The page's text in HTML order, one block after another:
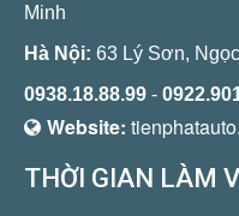
Minh
Hà Nội: 63 Lý Sơn,
0938.18.88.99 -
Website:
THỜI GIAN LÀM